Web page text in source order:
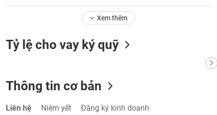
Xem thêm
Tỷ lệ cho vay ký quỹ
Thông tin cơ bản
Liên hệ Niêm yết Đăng ký kinh doanh